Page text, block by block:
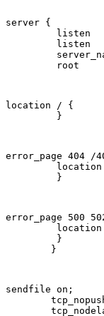
server {
listen
listen
root
location / {
         }
error_page 404 /
         }
error_page 500
         }
        }
sendfile on;